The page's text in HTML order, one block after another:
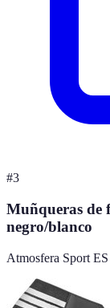
#3
Muñqueras de
negro/blanco
Atmosfera Sport ES